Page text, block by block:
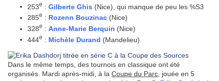
253e : Gilberte Ghis (Nice), qui manque de peu les %S3
285e : Rozenn Bouzinac (Nice)
328e : Anne-Marie Berquin (Nice)
444e : Michèle Durand (Mandelieu)
Dans le même temps, des tournois en classique ont été
organisés. Mardi après-midi, à la Coupe du Parc, jouée en 5